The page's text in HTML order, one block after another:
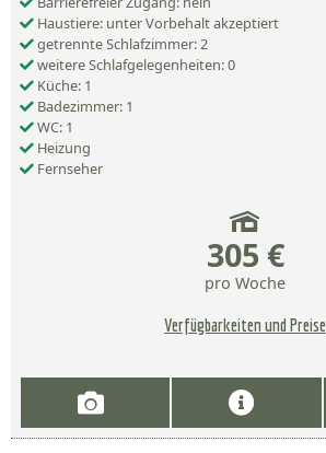
Haustiere: unter Vorbehalt akzeptiert
getrennte Schlafzimmer: 2
weitere Schlafgelegenheiten: 0
Küche: 1
Badezimmer: 1
WC: 1
Heizung
Fernseher
305 €
pro Woche
Verfügbarkeiten und Preise